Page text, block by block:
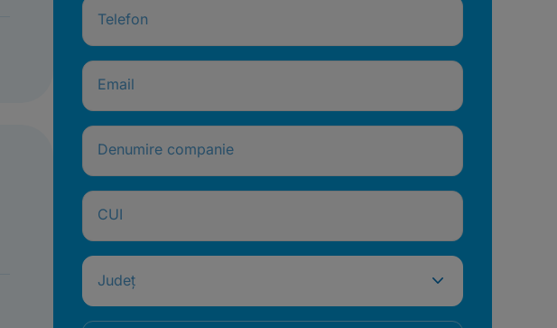
Telefon
Email
Denumire companie
CUI
Județ